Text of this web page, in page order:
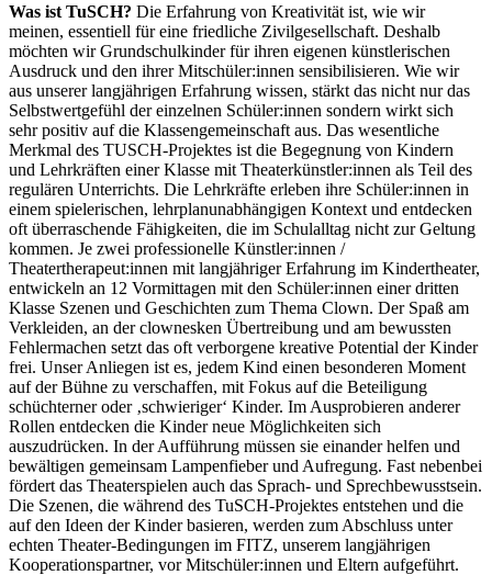
Was ist TuSCH? Die Erfahrung von Kreativität ist, wie wir
meinen, essentiell für eine friedliche Zivilgesellschaft. Deshalb
möchten wir Grundschulkinder für ihren eigenen künstlerischen
Ausdruck und den ihrer Mitschüler:innen sensibilisieren. Wie wir
aus unserer langjährigen Erfahrung wissen, stärkt das nicht nur das
Selbstwertgefühl der einzelnen Schüler:innen sondern wirkt sich
sehr positiv auf die Klassengemeinschaft aus. Das wesentliche
Merkmal des TUSCH-Projektes ist die Begegnung von Kindern
und Lehrkräften einer Klasse mit Theaterkünstler:innen als Teil des
regulären Unterrichts. Die Lehrkräfte erleben ihre Schüler:innen in
einem spielerischen, lehrplanunabhängigen Kontext und entdecken
oft überraschende Fähigkeiten, die im Schulalltag nicht zur Geltung
kommen. Je zwei professionelle Künstler:innen /
Theatertherapeut:innen mit langjähriger Erfahrung im Kindertheater,
entwickeln an 12 Vormittagen mit den Schüler:innen einer dritten
Klasse Szenen und Geschichten zum Thema Clown. Der Spaß am
Verkleiden, an der clownesken Übertreibung und am bewussten
Fehlermachen setzt das oft verborgene kreative Potential der Kinder
frei. Unser Anliegen ist es, jedem Kind einen besonderen Moment
auf der Bühne zu verschaffen, mit Fokus auf die Beteiligung
schüchterner oder ‚schwieriger‘ Kinder. Im Ausprobieren anderer
Rollen entdecken die Kinder neue Möglichkeiten sich
auszudrücken. In der Aufführung müssen sie einander helfen und
bewältigen gemeinsam Lampenfieber und Aufregung. Fast nebenbei
fördert das Theaterspielen auch das Sprach- und Sprechbewusstsein.
Die Szenen, die während des TuSCH-Projektes entstehen und die
auf den Ideen der Kinder basieren, werden zum Abschluss unter
echten Theater-Bedingungen im FITZ, unserem langjährigen
Kooperationspartner, vor Mitschüler:innen und Eltern aufgeführt.